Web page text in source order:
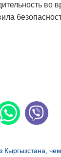
во
Кыргызстана,